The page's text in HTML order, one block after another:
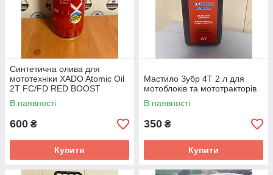
Синтетична олива для
мототехніки XADO Atomic Oil
2T FC/FD RED BOOST
В наявності
600 ₴
Купити
Мастило Зубр 4Т 2 л для
мотоблоків та мототракторів
В наявності
350 ₴
Купити